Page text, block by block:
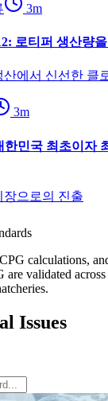
3m
로티퍼 생산량
에서 신선한 클
3m
민국 최초이자
으로의 진출
calculations,
validated across
Issues